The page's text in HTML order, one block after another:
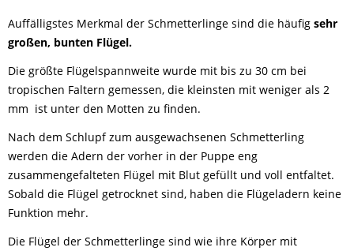
Auffälligstes Merkmal der Schmetterlinge sind die häufig sehr
großen, bunten Flügel.
Die größte Flügelspannweite wurde mit bis zu 30 cm bei
tropischen Faltern gemessen, die kleinsten mit weniger als 2
mm ist unter den Motten zu finden.
Nach dem Schlupf zum ausgewachsenen Schmetterling
werden die Adern der vorher in der Puppe eng
zusammengefalteten Flügel mit Blut gefüllt und voll entfaltet.
Sobald die Flügel getrocknet sind, haben die Flügeladern keine
Funktion mehr.
Die Flügel der Schmetterlinge sind wie ihre Körper mit